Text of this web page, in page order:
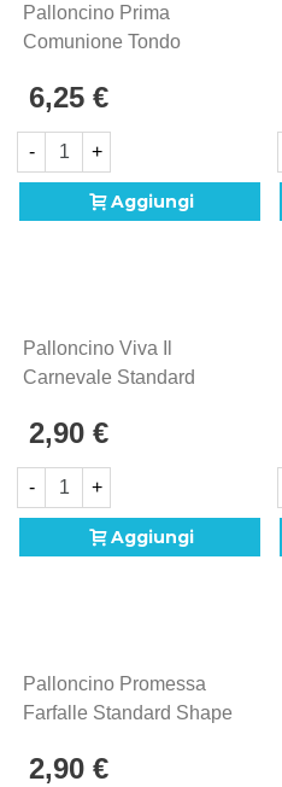
Palloncino Prima
Comunione Tondo
6,25 €
- +
Aggiungi
Palloncino Viva Il
Carnevale Standard
Mylar, 1pz.
2,90 €
- +
Aggiungi
Palloncino Promessa
Farfalle Standard Shape
2,90 €